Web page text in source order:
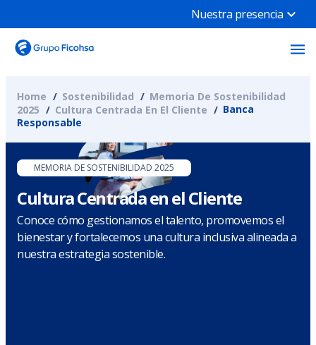
Nuestra presencia
Home Sostenibilidad
Memoria De Sostenibilidad
2025
Cultura Centrada En El Cliente
Banca
Responsable
MEMORIA DE SOSTENIBILIDAD 2025
Cultura Centrada en el Cliente
Conoce cómo gestionamos el talento, promovemos el
bienestar y fortalecemos una cultura inclusiva alineada a
nuestra estrategia sostenible.